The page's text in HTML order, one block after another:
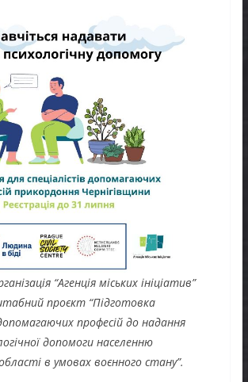
“Агенція міських ініціатив”
проєкт “Підготовка
професій до надання
допомоги населенню
області в умовах воєнного стану”.